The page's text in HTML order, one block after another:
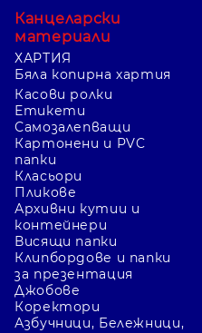
Канцеларски
материали
ХАРТИЯ
Бяла копирна хартия
Касови ролки
Етикети
Самозалепващи
Картонени и PVC
папки
Класьори
Пликове
Архивни кутии и
контейнери
Висящи папки
Клипбордове и папки
за презентация
Джобове
Коректори
Азбучници, Бележници,